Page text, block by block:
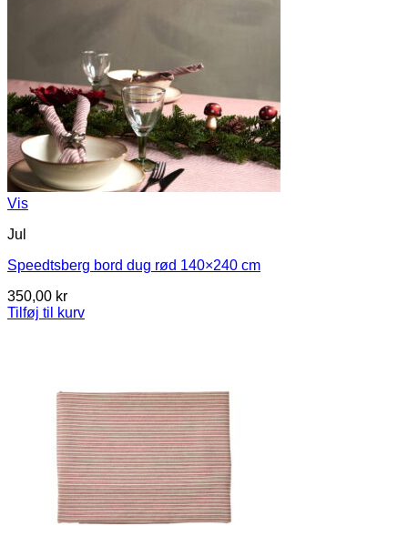
Vis
Jul
Speedtsberg bord dug rød 140×240 cm
350,00 kr
Tilføj til kurv